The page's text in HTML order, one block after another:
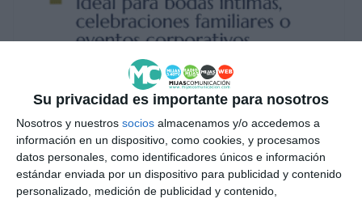
Su privacidad es importante para nosotros
Nosotros y nuestros socios almacenamos y/o accedemos a
información en un dispositivo, como cookies, y procesamos
datos personales, como identificadores únicos e información
estándar enviada por un dispositivo para publicidad y contenido
personalizado, medición de publicidad y contenido,